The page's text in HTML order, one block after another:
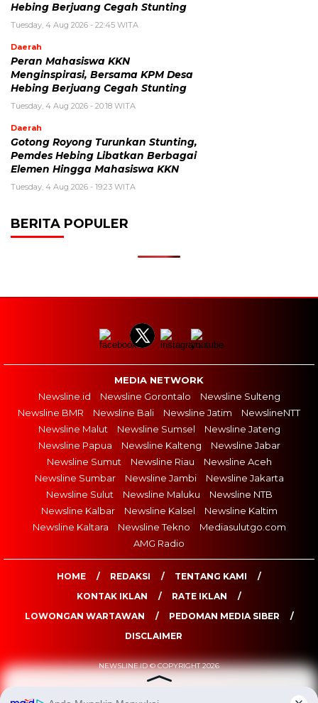
Hebing Berjuang Cegah Stunting
Tuesday, 4 Aug 2026 - 22:45 WITA
Daerah
Peran Mahasiswa KKN
Menginspirasi, Bersama KPM Desa
Hebing Berjuang Cegah Stunting
Tuesday, 4 Aug 2026 - 20:18 WITA
Daerah
Gotong Royong Turunkan Stunting,
Pemdes Hebing Libatkan Berbagai
Elemen Hingga Mahasiswa KKN
Tuesday, 4 Aug 2026 - 19:23 WITA
BERITA POPULER
MEDIA NETWORK
Newsline.id
Newsline Gorontalo
Newsline Sulteng
Newsline BMR
Newsline Bali Newsline Jatim
NewslineNTT
Newsline Malut
Newsline Sumsel
Newsline Jateng
Newsline Papua
Newsline Kalteng
Newsline Jabar
Newsline Sumut
Newsline Riau
Newsline Aceh
Newsline Sumbar
Newsline Jambi
Newsline Jakarta
Newsline Sulut
Newsline Maluku
Newsline NTB
Newsline Kalbar
Newsline Kalsel
Newsline Kaltim
Newsline Kaltara
Newsline Tekno
Mediasulutgo.com
AMG Radio
HOME REDAKSI
TENTANG KAMI
KONTAK IKLAN
RATE IKLAN
LOWONGAN WARTAWAN
PEDOMAN MEDIA SIBER
DISCLAIMER
NEWSLINE.ID © COPYRIGHT 2026